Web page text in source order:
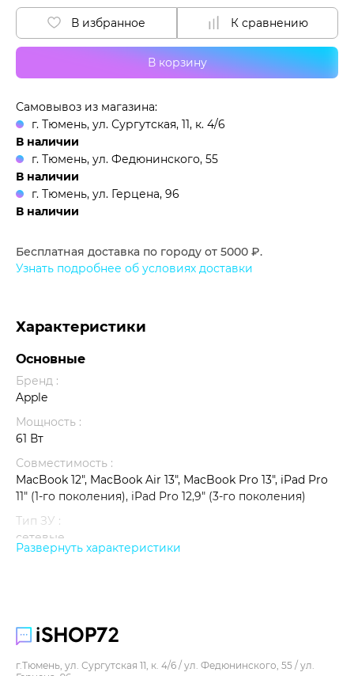
В корзину
В избранное К сравнению
Самовывоз из магазина:
г. Тюмень, ул. Сургутская, 11, к. 4/6
В наличии
г. Тюмень, ул. Федюнинского, 55
В наличии
г. Тюмень, ул. Герцена, 96
В наличии
Бесплатная доставка по городу от 5000 ₽.
Узнать подробнее об условиях доставки
Характеристики
Основные
Бренд :
Apple
Мощность :
61 Вт
Совместимость :
MacBook 12", MacBook Air 13", MacBook Pro 13", iPad Pro
11" (1‑го поколения), iPad Pro 12,9" (3‑го поколения)
Тип ЗУ :
сетевые
Количество портов USB-C :
Развернуть характеристики
г.Тюмень, ул. Сургутская 11, к. 4/6 / ул. Федюнинского, 55 / ул.